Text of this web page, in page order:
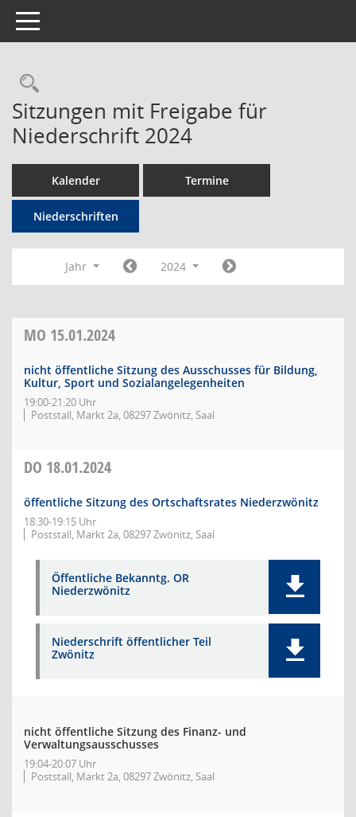
Toggle navigation
Rechercheauswahl
Sitzungen mit Freigabe für
Niederschrift 2024
Kalender Termine
Niederschriften
Jahr 2024
MO 15.01.2024
nicht öffentliche Sitzung des Ausschusses für Bildung,
Kultur, Sport und Sozialangelegenheiten
19:00-21:20 Uhr
Poststall, Markt 2a, 08297 Zwönitz, Saal
DO 18.01.2024
öffentliche Sitzung des Ortschaftsrates Niederzwönitz
18:30-19:15 Uhr
Poststall, Markt 2a, 08297 Zwönitz, Saal
Öffentliche Bekanntg. OR
Niederzwönitz
Niederschrift öffentlicher Teil
Zwönitz
nicht öffentliche Sitzung des Finanz- und
Verwaltungsausschusses
19:04-20:07 Uhr
Poststall, Markt 2a, 08297 Zwönitz, Saal